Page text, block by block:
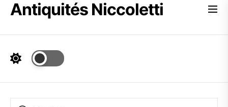
SkipAntiquités Niccoletti